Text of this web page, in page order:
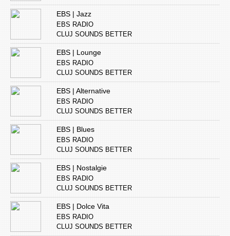
EBS | Jazz
EBS RADIO
CLUJ SOUNDS BETTER
EBS | Lounge
EBS RADIO
CLUJ SOUNDS BETTER
EBS | Alternative
EBS RADIO
CLUJ SOUNDS BETTER
EBS | Blues
EBS RADIO
CLUJ SOUNDS BETTER
EBS | Nostalgie
EBS RADIO
CLUJ SOUNDS BETTER
EBS | Dolce Vita
EBS RADIO
CLUJ SOUNDS BETTER